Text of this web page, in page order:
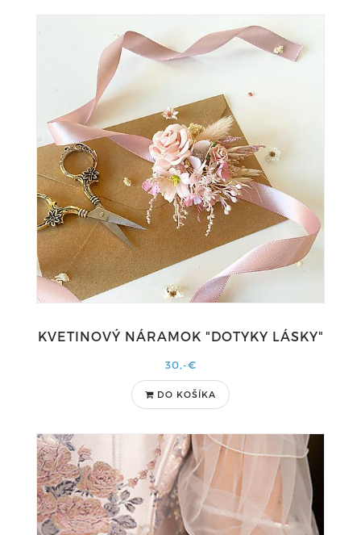
KVETINOVÝ NÁRAMOK "DOTYKY LÁSKY"
30,-€
DO KOŠÍKA